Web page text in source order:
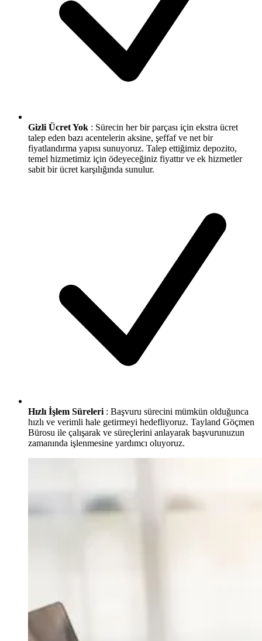
Gizli Ücret Yok : Sürecin her bir parçası için ekstra ücret
talep eden bazı acentelerin aksine, şeffaf ve net bir
fiyatlandırma yapısı sunuyoruz. Talep ettiğimiz depozito,
temel hizmetimiz için ödeyeceğiniz fiyattır ve ek hizmetler
sabit bir ücret karşılığında sunulur.
Hızlı İşlem Süreleri : Başvuru sürecini mümkün olduğunca
hızlı ve verimli hale getirmeyi hedefliyoruz. Tayland Göçmen
Bürosu ile çalışarak ve süreçlerini anlayarak başvurunuzun
zamanında işlenmesine yardımcı oluyoruz.